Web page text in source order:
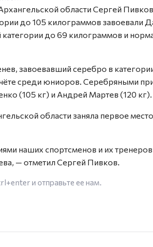
области Сергей
до 105 килограммов завоевали
до 69 килограммов и
завоевавший серебро в
среди юниоров. Серебряными
(105 кг) и Андрей Мартев (120 кг).
области заняла первое
наших спортсменов и их
— отметил Сергей Пивков.
и отправьте ее нам.